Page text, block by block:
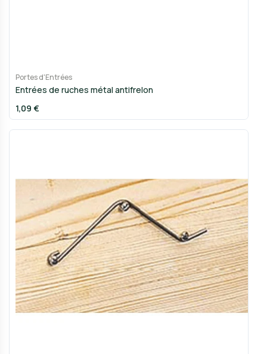
Portes d'Entrées
Entrées de ruches métal antifrelon
1,09 €